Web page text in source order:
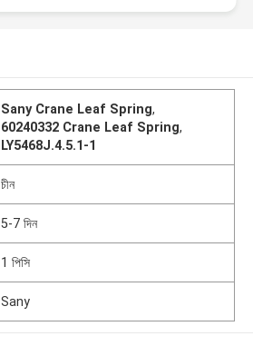
Sany Crane Leaf Spring,
60240332 Crane Leaf Spring,
LY5468J.4.5.1-1
চীন
5-7 দিন
1 পিসি
Sany